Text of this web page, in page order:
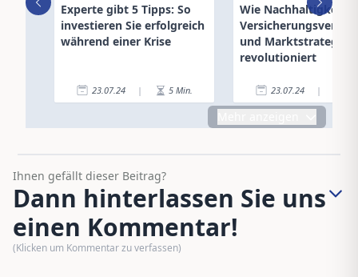
Experte gibt 5 Tipps: So
investieren Sie erfolgreich
während einer Krise
23.07.24 | 5 Min.
Wie Nachhaltigkeit
und Marktstrategien
revolutioniert
23.07.24 |
Ihnen gefällt dieser Beitrag?
Dann hinterlassen Sie uns
einen Kommentar!
(Klicken um Kommentar zu verfassen)